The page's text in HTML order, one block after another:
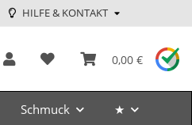
HILFE & KONTAKT
0,00 €
Schmuck ★